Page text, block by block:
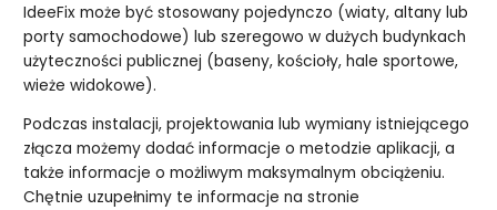
IdeeFix może być stosowany pojedynczo (wiaty, altany lub
porty samochodowe) lub szeregowo w dużych budynkach
użyteczności publicznej (baseny, kościoły, hale sportowe,
wieże widokowe).
Podczas instalacji, projektowania lub wymiany istniejącego
złącza możemy dodać informacje o metodzie aplikacji, a
także informacje o możliwym maksymalnym obciążeniu.
Chętnie uzupełnimy te informacje na stronie